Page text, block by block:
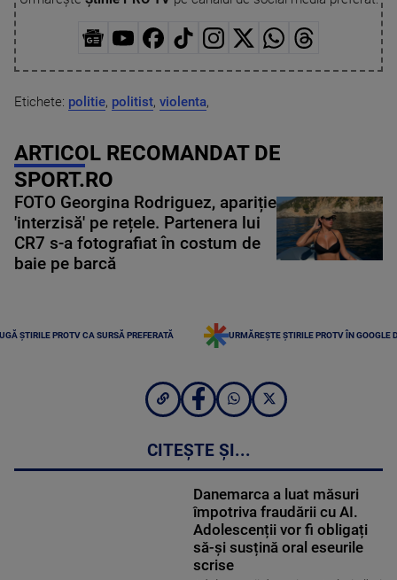
Etichete: politie, politist, violenta,
ARTICOL RECOMANDAT DE
SPORT.RO
FOTO Georgina Rodriguez, apariție
'interzisă' pe rețele. Partenera lui
CR7 s-a fotografiat în costum de
baie pe barcă
ȘTIRILE PROTV CA SURSĂ PREFERATĂ URMĂREȘTE ȘTIRILE PROTV ÎN GOOGLE
CITEȘTE ȘI...
Danemarca a luat măsuri
împotriva fraudării cu AI.
Adolescenții vor fi obligați
să-și susțină oral eseurile
scrise